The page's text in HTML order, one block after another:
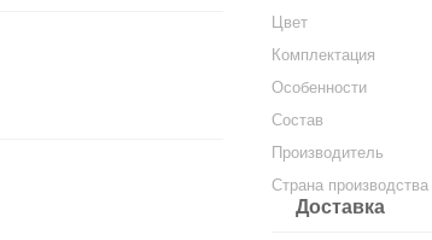
Цвет
Комплектация
Особенности
Состав
Производитель
Страна производства
Доставка